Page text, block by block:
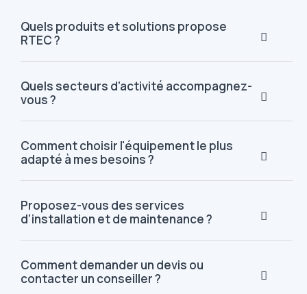
Quels produits et solutions propose
RTEC ?
Quels secteurs d'activité accompagnez-
vous ?
Comment choisir l'équipement le plus
adapté à mes besoins ?
Proposez-vous des services
d'installation et de maintenance ?
Comment demander un devis ou
contacter un conseiller ?